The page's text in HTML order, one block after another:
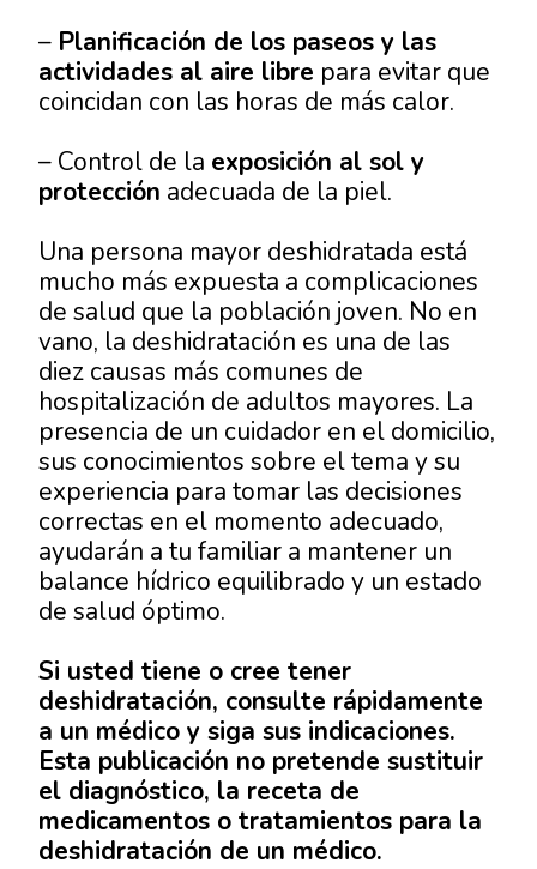
– Planificación de los paseos y las
actividades al aire libre para evitar que
coincidan con las horas de más calor.
– Control de la exposición al sol y
protección adecuada de la piel.
Una persona mayor deshidratada está
mucho más expuesta a complicaciones
de salud que la población joven. No en
vano, la deshidratación es una de las
diez causas más comunes de
hospitalización de adultos mayores. La
presencia de un cuidador en el domicilio,
sus conocimientos sobre el tema y su
experiencia para tomar las decisiones
correctas en el momento adecuado,
ayudarán a tu familiar a mantener un
balance hídrico equilibrado y un estado
de salud óptimo.
Si usted tiene o cree tener
deshidratación, consulte rápidamente
a un médico y siga sus indicaciones.
Esta publicación no pretende sustituir
el diagnóstico, la receta de
medicamentos o tratamientos para la
deshidratación de un médico.